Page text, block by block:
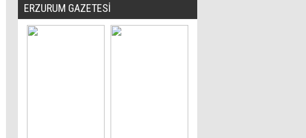
ERZURUM GAZETESİ